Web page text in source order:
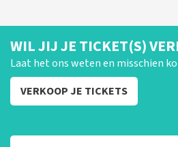
WIL JIJ JE TICKET(S)
Laat het ons weten en misschien
VERKOOP JE TICKETS